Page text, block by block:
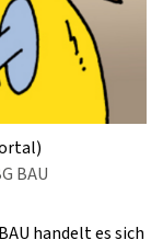
BAU
handelt es sich